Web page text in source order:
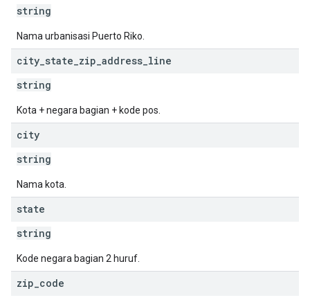
string
Nama urbanisasi Puerto Riko.
city state zip address line
string
Kota + negara bagian + kode pos.
city
string
Nama kota.
state
string
Kode negara bagian 2 huruf.
zip code